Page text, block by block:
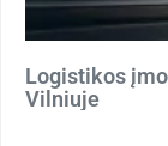
Logistikos
Vilniuje